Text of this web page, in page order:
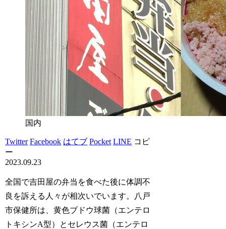
国内
Twitter Facebook はてブ Pocket LINE コピ
ー
2023.09.23
全国で吉田屋の弁当を食べた後に体調不
良を訴える人々が相次いでいます。八戸
市保健所は、黄色ブドウ球菌（エンテロ
トキシンA型）とセレウス菌（エンテロ